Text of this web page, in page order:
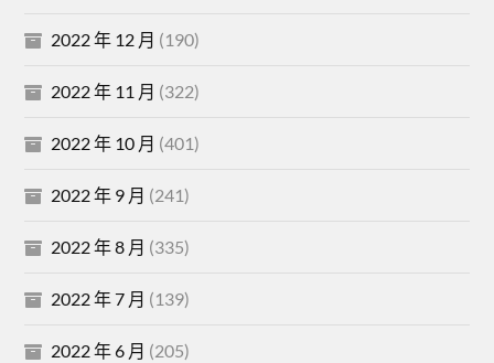
2022 年 12 月 (190)
2022 年 11 月 (322)
2022 年 10 月 (401)
2022 年 9 月 (241)
2022 年 8 月 (335)
2022 年 7 月 (139)
2022 年 6 月 (205)